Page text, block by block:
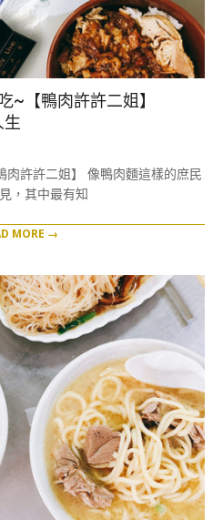
~【鴨肉許許二姐】
生
許許二姐】 像鴨肉麵這樣的庶民
，其中最有知
MORE →